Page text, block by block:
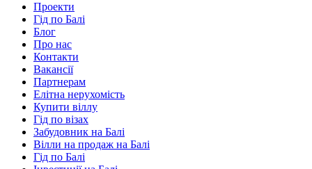
Проекти
Гід по Балі
Блог
Про нас
Контакти
Вакансії
Партнерам
Елітна нерухомість
Купити віллу
Гід по візах
Забудовник на Балі
Вілли на продаж на Балі
Гід по Балі